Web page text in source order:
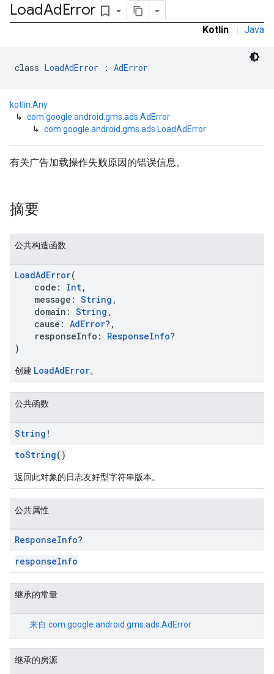
LoadAdError bookmark_border
Kotlin | Java
class LoadAdError : AdError
kotlin.Any
↳ com.google.android.gms.ads.AdError
↳ com.google.android.gms.ads.LoadAdError
有关广告加载操作失败原因的错误信息。
摘要
公共构造函数
LoadAdError(
code: Int,
message: String ,
domain: String ,
cause: AdError?,
responseInfo: ResponseInfo?
)
创建 LoadAdError。
公共函数
String !
toString()
返回此对象的日志友好型字符串版本。
公共属性
ResponseInfo?
responseInfo
继承的常量
来自 com.google.android.gms.ads.AdError
继承的房源